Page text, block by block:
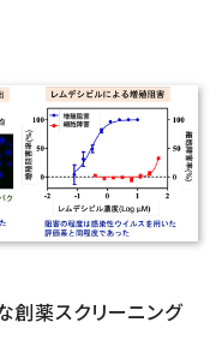
創薬スクリーニング